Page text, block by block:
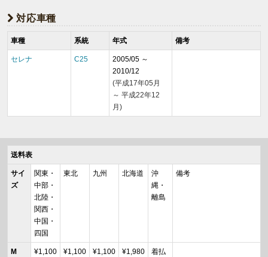
対応車種
車種 系統 年式 備考
セレナ C25
2005/05 ～
2010/12
(平成17年05月
～ 平成22年12
月)
送料表
サイ
ズ
関東・
中部・
北陸・
関西・
中国・
四国
東北 九州 北海道
沖
縄・
離島
備考
M
¥1,100
¥1,100
¥1,100
¥1,980
着払